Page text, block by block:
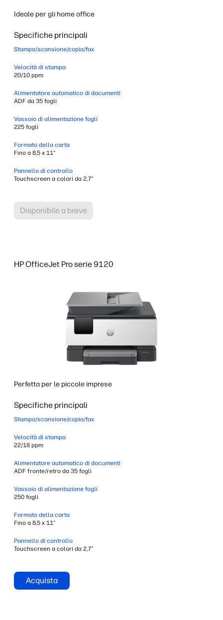
Ideale per gli home office
Specifiche principali
Stampa/scansione/copia/fax
Velocità di stampa
20/10 ppm
Alimentatore automatico di documenti
ADF da 35 fogli
Vassoio di alimentazione fogli
225 fogli
Formato della carta
Fino a 8,5 x 11"
Pannello di controllo
Touchscreen a colori da 2,7"
Disponibile a breve
HP OfficeJet Pro serie 9120
Perfetta per le piccole imprese
Specifiche principali
Stampa/scansione/copia/fax
Velocità di stampa
22/18 ppm
Alimentatore automatico di documenti
ADF fronte/retro da 35 fogli
Vassoio di alimentazione fogli
250 fogli
Formato della carta
Fino a 8,5 x 11"
Pannello di controllo
Touchscreen a colori da 2,7"
Acquista